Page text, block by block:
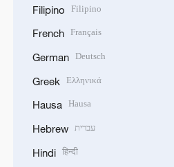
Filipino Filipino
French Français
German Deutsch
Greek Ελληνικά
Hausa Hausa
Hebrew עברית
Hindi हिन्दी